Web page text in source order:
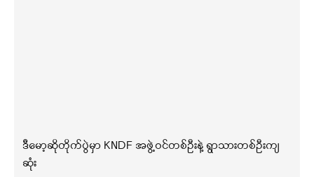
ဒီမော့ဆိုတိုက်ပွဲမှာ KNDF အဖွဲ့ဝင်တစ်ဦးနဲ့ ရွာသားတစ်ဦးကျ
ဆုံး